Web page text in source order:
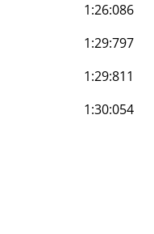
1:26:086
1:29:797
1:29:811
1:30:054